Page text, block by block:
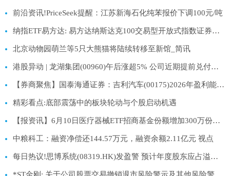
前沿资讯!PriceSeek提醒：江苏新海石化纯苯报价下调100元/吨
纳指ETF易方达: 易方达纳斯达克100交易型开放式指数证券投资基金（QDII）二级市场交易价格溢价风险提示公告 热点聚焦
北京动物园萌兰等5只大熊猫将陆续转移至新馆_简讯
港股异动 | 龙湖集团(00960)午后涨超5% 公司近期提前兑付债券 大摩指去杠杆进展鼓舞
【券商聚焦】国泰海通证券：吉利汽车(00175)2026年盈利能力将显著提升
精彩看点:底部震荡中的板块轮动与个股启动机遇
【报资讯】6月10日医疗器械ETF招商基金份额增加300万份，重仓股迈瑞医疗、联影医疗、英科医疗
中粮科工：融资净偿还144.57万元，融资余额2.11亿元 视点
每日热议!思博系统(08319.HK)发盈警 预计年度股东应占溢利跌幅约70%至75%